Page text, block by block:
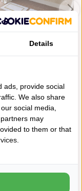
HABIDECOR KARAT
Details
ads, provide social
We also share
social media,
may
to them or that